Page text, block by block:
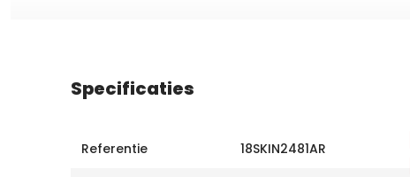
Specificaties
Referentie 18SKIN2481AR